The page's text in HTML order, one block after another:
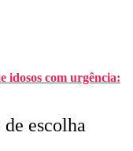
idosos com urgência:
escolha